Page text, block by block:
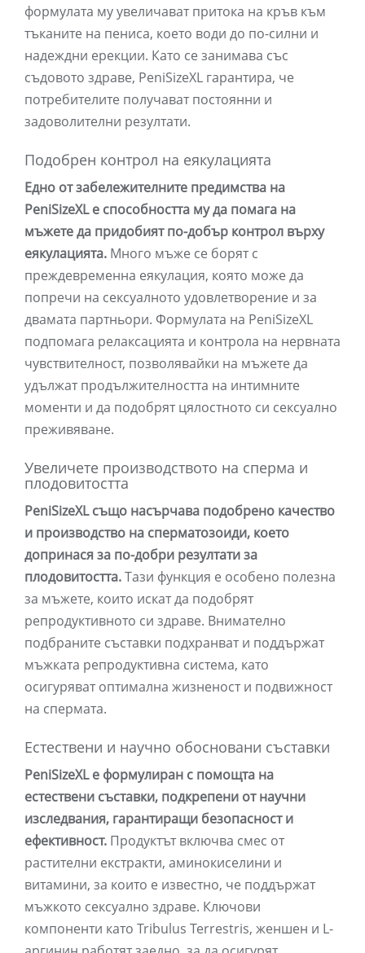
формулата му увеличават притока на кръв към
тъканите на пениса, което води до по-силни и
надеждни ерекции. Като се занимава със
съдовото здраве, PeniSizeXL гарантира, че
потребителите получават постоянни и
задоволителни резултати.
Подобрен контрол на еякулацията
Едно от забележителните предимства на
PeniSizeXL е способността му да помага на
мъжете да придобият по-добър контрол върху
еякулацията. Много мъже се борят с
преждевременна еякулация, която може да
попречи на сексуалното удовлетворение и за
двамата партньори. Формулата на PeniSizeXL
подпомага релаксацията и контрола на нервната
чувствителност, позволявайки на мъжете да
удължат продължителността на интимните
моменти и да подобрят цялостното си сексуално
преживяване.
Увеличете производството на сперма и
плодовитостта
PeniSizeXL също насърчава подобрено качество
и производство на сперматозоиди, което
допринася за по-добри резултати за
плодовитостта.Тази функция е особено полезна
за мъжете, които искат да подобрят
репродуктивното си здраве. Внимателно
подбраните съставки подхранват и поддържат
мъжката репродуктивна система, като
осигуряват оптимална жизненост и подвижност
на спермата.
Естествени и научно обосновани съставки
PeniSizeXL е формулиран с помощта на
естествени съставки, подкрепени от научни
изследвания, гарантиращи безопасност и
ефективност. Продуктът включва смес от
растителни екстракти, аминокиселини и
витамини, за които е известно, че поддържат
мъжкото сексуално здраве. Ключови
компоненти като Tribulus Terrestris, женшен и L-